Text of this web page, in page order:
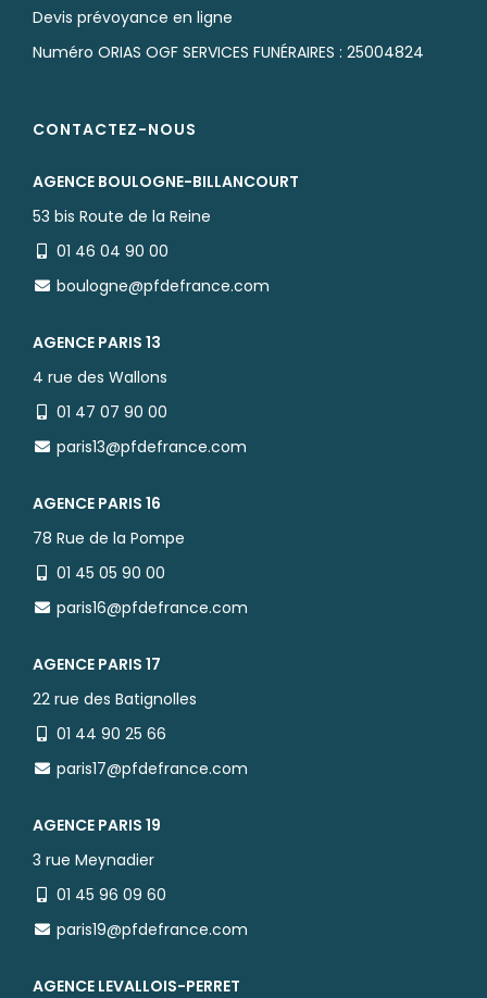
Devis prévoyance en ligne
Numéro ORIAS OGF SERVICES FUNÉRAIRES : 25004824
CONTACTEZ-NOUS
AGENCE BOULOGNE-BILLANCOURT
53 bis Route de la Reine
01 46 04 90 00
boulogne@pfdefrance.com
AGENCE PARIS 13
4 rue des Wallons
01 47 07 90 00
paris13@pfdefrance.com
AGENCE PARIS 16
78 Rue de la Pompe
01 45 05 90 00
paris16@pfdefrance.com
AGENCE PARIS 17
22 rue des Batignolles
01 44 90 25 66
paris17@pfdefrance.com
AGENCE PARIS 19
3 rue Meynadier
01 45 96 09 60
paris19@pfdefrance.com
AGENCE LEVALLOIS-PERRET